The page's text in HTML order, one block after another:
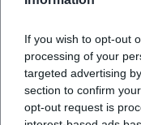
If you wish to opt-out
processing of your
targeted advertising
section to confirm
opt-out request is
Lesungen,
akustische
reicht. Besonders
dessen Konzert- und